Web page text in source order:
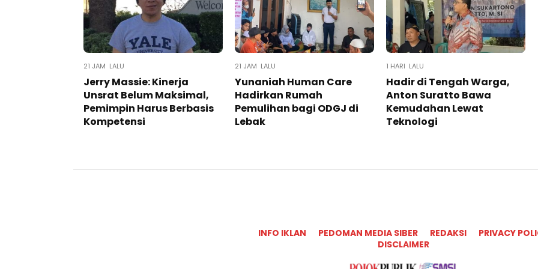
21 JAM LALU
Jerry Massie: Kinerja
Unsrat Belum Maksimal,
Pemimpin Harus Berbasis
Kompetensi
21 JAM LALU
Yunaniah Human Care
Hadirkan Rumah
Pemulihan bagi ODGJ di
Lebak
1 HARI LALU
Hadir di Tengah Warga,
Anton Suratto Bawa
Kemudahan Lewat
Teknologi ​
INFO IKLAN PEDOMAN MEDIA SIBER REDAKSI
PRIVACY
DISCLAIMER